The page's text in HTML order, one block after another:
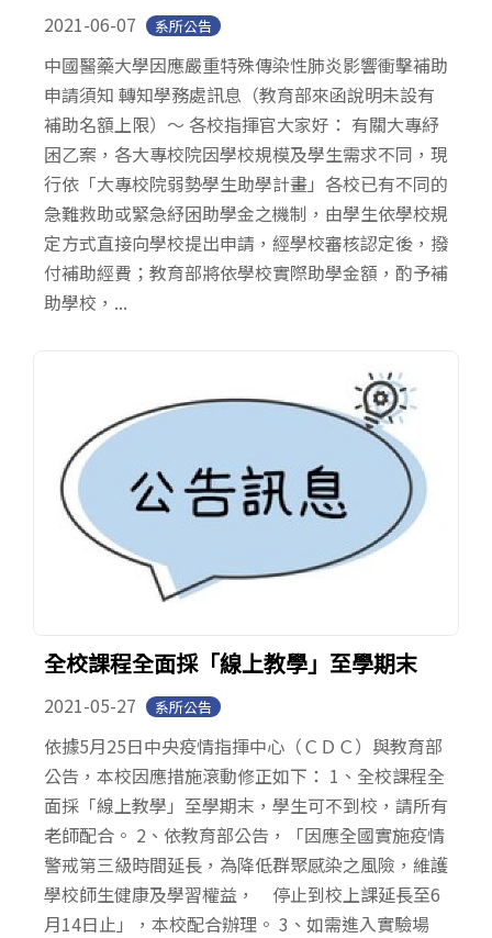
2021-06-07 系所公告
中國醫藥大學因應嚴重特殊傳染性肺炎影響衝擊補助
申請須知 轉知學務處訊息（教育部來函說明未設有
補助名額上限）～ 各校指揮官大家好： 有關大專紓
困乙案，各大專校院因學校規模及學生需求不同，現
行依「大專校院弱勢學生助學計畫」各校已有不同的
急難救助或緊急紓困助學金之機制，由學生依學校規
定方式直接向學校提出申請，經學校審核認定後，撥
付補助經費；教育部將依學校實際助學金額，酌予補
助學校，...
全校課程全面採「線上教學」至學期末
2021-05-27 系所公告
依據5月25日中央疫情指揮中心（ＣＤＣ）與教育部
公告，本校因應措施滾動修正如下： 1、全校課程全
面採「線上教學」至學期末，學生可不到校，請所有
老師配合。 2、依教育部公告，「因應全國實施疫情
警戒第三級時間延長，為降低群聚感染之風險，維護
學校師生健康及學習權益， 停止到校上課延長至6
月14日止」，本校配合辦理。 3、如需進入實驗場